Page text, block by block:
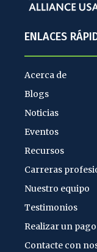
ENLACES
Acerca de
Blogs
Noticias
Eventos
Recursos
Carreras
Nuestro equipo
Testimonios
Realizar un pago
Contacte con